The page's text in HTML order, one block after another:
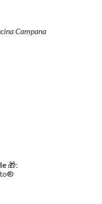
Campana
🎁: